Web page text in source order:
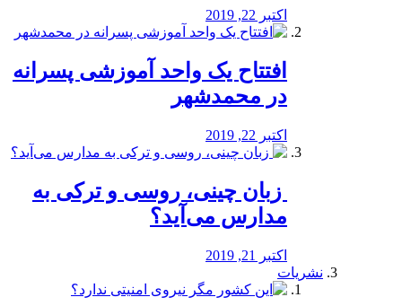
اکتبر 22, 2019
افتتاح یک واحد آموزشی پسرانه
در محمدشهر
اکتبر 22, 2019
️ زبان چینی، روسی و ترکی به
مدارس می‌آید؟
اکتبر 21, 2019
نشریات